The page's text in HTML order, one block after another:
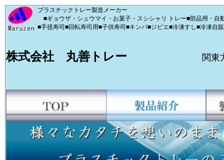
プラスチックトレー製造メーカー
■ギョウザ・シュウマイ・お菓子・スシシャリ トレー■部品用・自
■手毬寿司■回転寿司用■子供寿司■キンパ■ジビエ■冷凍すし■冷凍自
株式会社 丸善トレー 関東